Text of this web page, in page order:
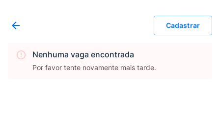
Cadastrar
Nenhuma vaga encontrada
Por favor tente novamente mais tarde.